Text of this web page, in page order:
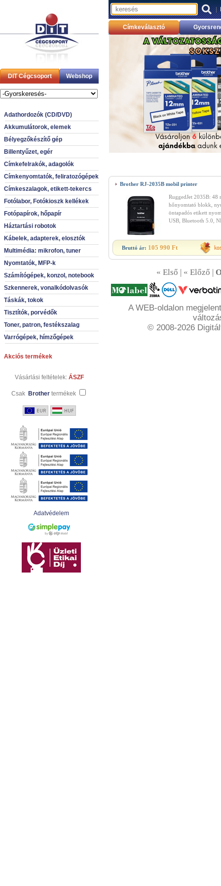
DIT Cégcsoport Webshop
Adathordozók (CD/DVD)
Akkumulátorok, elemek
Bélyegzőkészítő gép
Billentyűzet, egér
Címkefelrakók, adagolók
Címkenyomtatók, feliratozógépek
Címkeszalagok, etikett-tekercs
Fotólabor, Fotókioszk kellékek
Fotópapírok, hőpapír
Háztartási robotok
Kábelek, adapterek, elosztók
Multimédia: mikrofon, tuner
Nyomtatók, MFP-k
Számítógépek, konzol, notebook
Szkennerek, vonalkódolvasók
Táskák, tokok
Tisztítók, porvédők
Toner, patron, festékszalag
Varrógépek, hímzőgépek
Akciós termékek
Vásárlási feltételek: ÁSZF
Csak Brother termékek
Adatvédelem
|
Címkeválasztó
Brother RJ-2035B mobil printer
RuggedJet 2035B: 48
hőnyomtató blokk,
öntapadós etikett
USB, Bluetooth 5.0,
Bruttó ár: 105 990 Ft
« Első | « Előző |
A WEB-oldalon
© 2008-2026